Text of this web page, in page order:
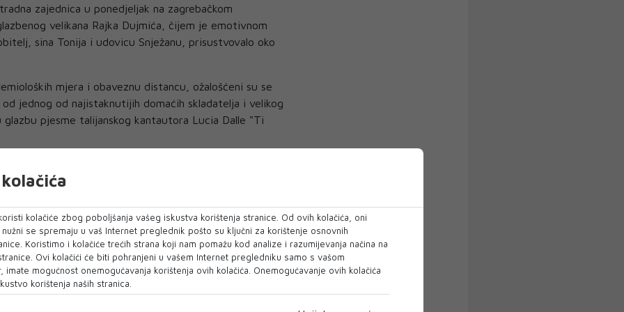
zajednica u ponedjeljak na zagrebačkom
velikana Rajka Dujmića, čijem je emotivnom
sina Tonija i udovicu Snježanu, prisustvovalo oko
mjera i obaveznu distancu, ožalošćeni su se
jednog od najistaknutijih domaćih skladatelja i velikog
pjesme talijanskog kantautora Lucia Dalle "Ti
uz odar vrtjele Dujmićeve fotografije i novinski
tipki" emotivni je govor uz suze održao skladatelj i
a kratkim se obraćanjem od Dujmića oprostio i njegov
Šaban, javlja Hina.
vole li ga ljudi kao što on voli njih. Sad vidiš koliko
su došli", rekao je Ninčević.
gradišćanski Hrvata u Austriji Željko Odabašić, a
gradonačelnik Milan Bandić.
kolačiće zbog poboljšanja vašeg iskustva korištenja stranice. Od ovih kolačića, oni
se spremaju u vaš Internet preglednik pošto su ključni za korištenje osnovnih
Koristimo i kolačiće trećih strana koji nam pomažu kod analize i razumijevanja načina na
Ovi kolačići će biti pohranjeni u vašem Internet pregledniku samo s vašom
imate mogućnost onemogućavanja korištenja ovih kolačića. Onemogućavanje ovih kolačića
korištenja naših stranica.